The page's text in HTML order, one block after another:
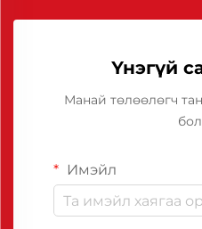
Үнэгүй
Манай төлөөлөгч
Имэйл